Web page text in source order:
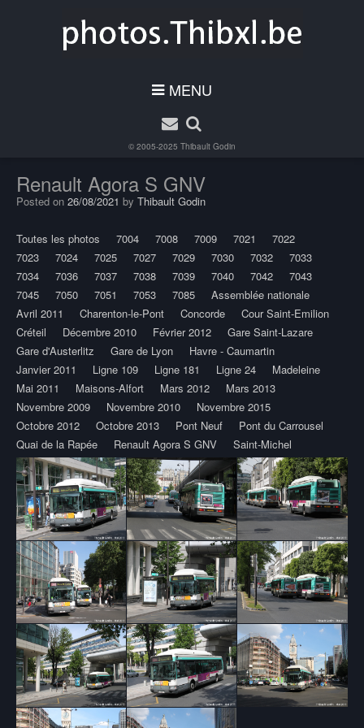
MENU
© 2005-2025 Thibault Godin
Renault Agora S GNV
Posted on 26/08/2021 by Thibault Godin
Toutes les photos 7004 7008 7009 7021
7022
7023
7024 7025 7027 7029 7030 7032
7033
7034
7036 7037 7038 7039 7040 7042
7043
7045
7050 7051 7053 7085
Assemblée nationale
Avril 2011
Charenton-le-Pont Concorde
Cour Saint-Emilion
Créteil
Décembre 2010 Février 2012
Gare Saint-Lazare
Gare d'Austerlitz
Gare de Lyon
Havre - Caumartin
Janvier 2011
Ligne 109 Ligne 181 Ligne 24
Madeleine
Mai 2011
Maisons-Alfort Mars 2012
Mars 2013
Novembre 2009
Novembre 2010
Novembre 2015
Octobre 2012
Octobre 2013 Pont Neuf
Pont du Carrousel
Quai de la Rapée
Renault Agora S GNV Saint-Michel